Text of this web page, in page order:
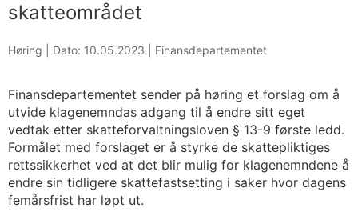
skatteområdet
Høring | Dato: 10.05.2023 Finansdepartementet
Finansdepartementet sender på høring et forslag om å
utvide klagenemndas adgang til å endre sitt eget
vedtak etter skatteforvaltningsloven § 13-9 første ledd.
Formålet med forslaget er å styrke de skattepliktiges
rettssikkerhet ved at det blir mulig for klagenemndene å
endre sin tidligere skattefastsetting i saker hvor dagens
femårsfrist har løpt ut.